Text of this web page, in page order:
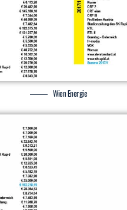
Wien Energie